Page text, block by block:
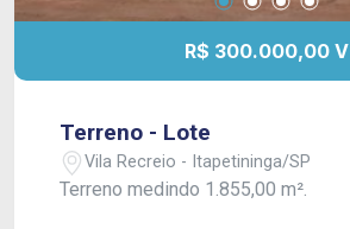
R$ 300.000,00 V
Terreno - Lote
Vila Recreio - Itapetininga/SP
Terreno medindo 1.855,00 m².